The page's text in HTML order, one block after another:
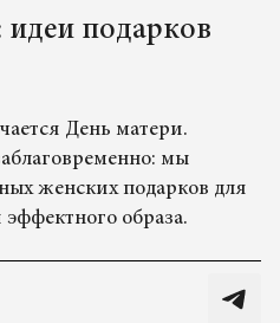
подарков
День матери.
мы
женских подарков для
образа.